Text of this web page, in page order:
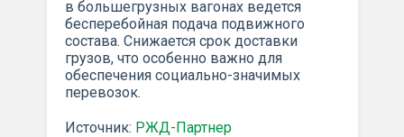
в большегрузных вагонах ведется
бесперебойная подача подвижного
состава. Снижается срок доставки
грузов, что особенно важно для
обеспечения социально-значимых
перевозок.
Источник: РЖД-Партнер